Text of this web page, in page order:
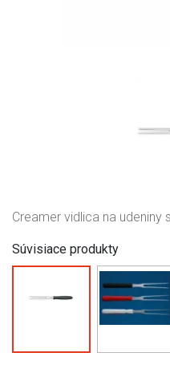
Creamer vidlica na
Súvisiace produkty